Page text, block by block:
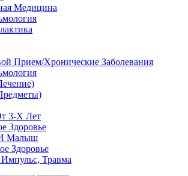
Медицина
Прием/Хронические Заболевания
3-Х Лет
Здоровье
Малыш
Здоровье
Травма